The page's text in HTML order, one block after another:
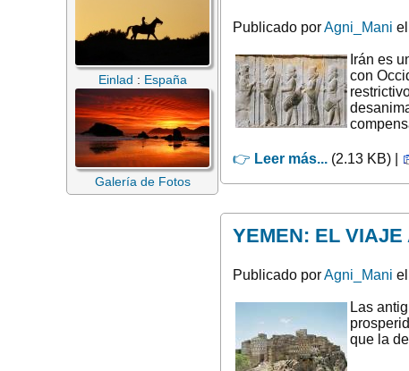
Einlad : España
Galería de Fotos
Publicado porAgni_Mani
Irán es
con
👉 Leer más... (2.13 KB) |
YEMEN: EL
Publicado porAgni_Mani
Las
que la